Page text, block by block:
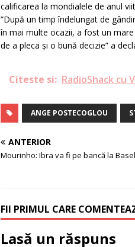
calificarea la mondialele de anul
”După un timp îndelungat de
în mai multe ocazii, a fost un
de a pleca și o bună decizie” a
Citeste si: RadioShack cu
ANGE POSTECOGLOU
ANTERIOR
Mourinho: Ibra va fi pe bancă la Basel
FII PRIMUL CARE
Lasă un răspuns